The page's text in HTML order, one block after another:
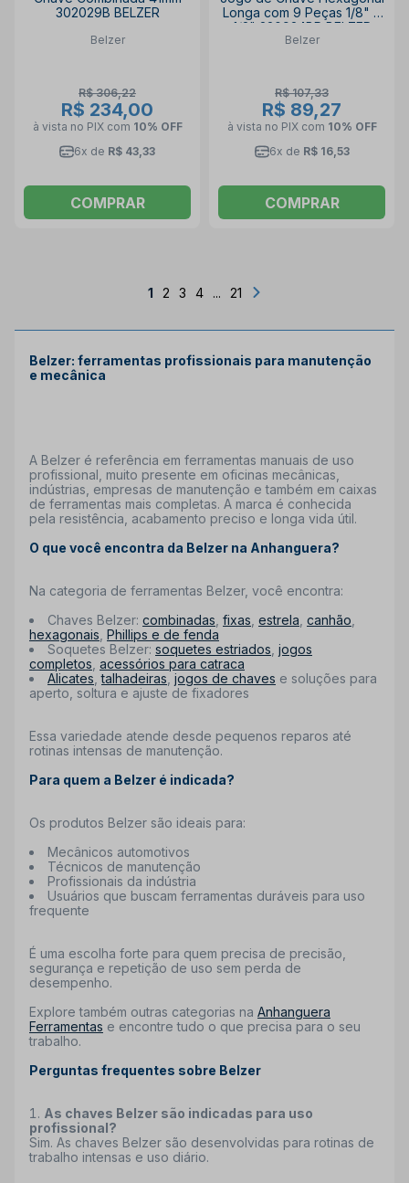
302029B BELZER
Belzer
R$ 306,22
R$ 234,00
à vista no PIX com 10% OFF
6x de R$ 43,33
COMPRAR
Longa com 9 Peças 1/8" a
1/2" 220924BR BELZER
Belzer
R$ 107,33
R$ 89,27
à vista no PIX com 10% OFF
6x de R$ 16,53
COMPRAR
1 2 3 4 ... 21
Belzer: ferramentas profissionais para manutenção
e mecânica
A Belzer é referência em ferramentas manuais de uso
profissional, muito presente em oficinas mecânicas,
indústrias, empresas de manutenção e também em caixas
de ferramentas mais completas. A marca é conhecida
pela resistência, acabamento preciso e longa vida útil.
O que você encontra da Belzer na Anhanguera?
Na categoria de ferramentas Belzer, você encontra:
Chaves Belzer: combinadas fixas estrela canhão
hexagonais Phillips e de fenda
Soquetes Belzer: soquetes estriados jogos
completos acessórios para catraca
Alicates ,talhadeiras jogos de chaves e soluções para
aperto, soltura e ajuste de fixadores
Essa variedade atende desde pequenos reparos até
rotinas intensas de manutenção.
Para quem a Belzer é indicada?
Os produtos Belzer são ideais para:
Mecânicos automotivos
Técnicos de manutenção
Profissionais da indústria
Usuários que buscam ferramentas duráveis para uso
frequente
É uma escolha forte para quem precisa de precisão,
segurança e repetição de uso sem perda de
desempenho.
Explore também outras categorias na Anhanguera
Ferramentas e encontre tudo o que precisa para o seu
trabalho.
Perguntas frequentes sobre Belzer
As chaves Belzer são indicadas para uso
profissional?
Sim. As chaves Belzer são desenvolvidas para rotinas de
trabalho intensas e uso diário.